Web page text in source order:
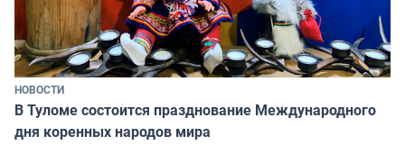
НОВОСТИ
В Туломе состоится празднование Международного
дня коренных народов мира